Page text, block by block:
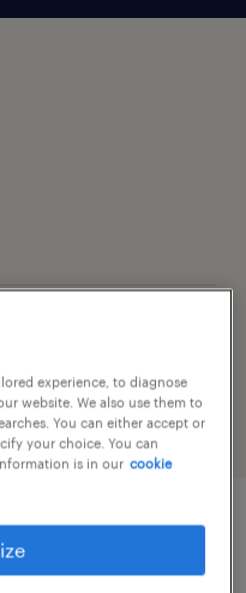
experience, to diagnose
website. We also use them to
You can either accept or
your choice. You can
is in our cookie